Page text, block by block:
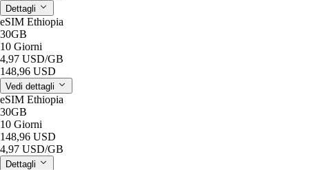
Dettagli
eSIM Ethiopia
30GB
10 Giorni
4,97 USD/GB
148,96 USD
Vedi dettagli
eSIM Ethiopia
30GB
10 Giorni
148,96 USD
4,97 USD/GB
Dettagli